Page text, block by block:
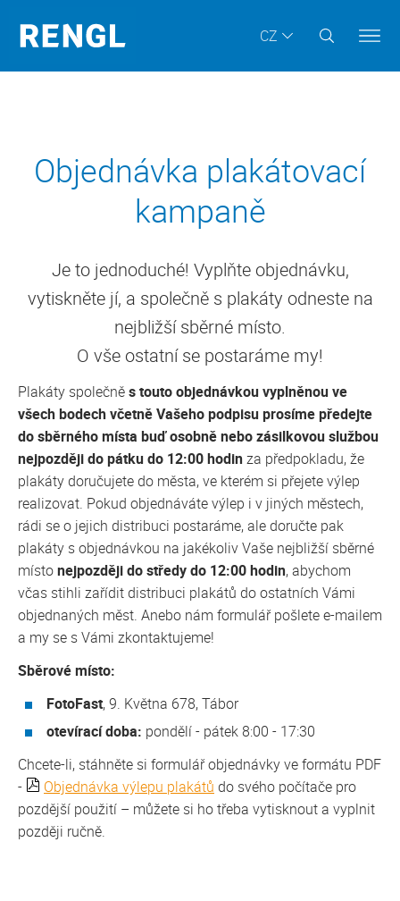
CZ
Objednávka plakátovací
kampaně
Je to jednoduché! Vyplňte objednávku,
vytiskněte jí, a společně s plakáty odneste na
nejbližší sběrné místo.
O vše ostatní se postaráme my!
Plakáty společněs touto objednávkou vyplněnou ve
všech bodech včetně Vašeho podpisu prosíme předejte
do sběrného místa buď osobně nebo zásilkovou službou
nejpozději do pátku do 12:00 hodinza předpokladu, že
plakáty doručujete do města, ve kterém si přejete výlep
realizovat. Pokud objednáváte výlep i v jiných městech,
rádi se o jejich distribuci postaráme, ale doručte pak
plakáty s objednávkou na jakékoliv Vaše nejbližší sběrné
místonejpozději do středy do 12:00 hodin, abychom
včas stihli zařídit distribuci plakátů do ostatních Vámi
objednaných měst. Anebo nám formulář pošlete e-mailem
a my se s Vámi zkontaktujeme!
Sběrové místo:
FotoFast, 9. Května 678, Tábor
otevírací doba: pondělí - pátek 8:00 - 17:30
Chcete-li, stáhněte si formulář objednávky ve formátu PDF
-
Objednávka výlepu plakátů do svého počítače pro
pozdější použití – můžete si ho třeba vytisknout a vyplnit
později ručně.